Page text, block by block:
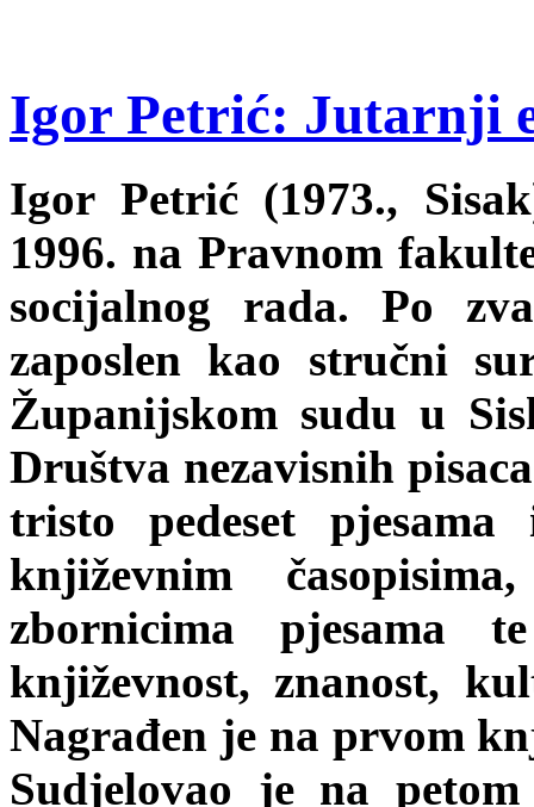
Igor Petrić: Jutarnji
Igor Petrić (1973.,
1996. na Pravnom
socijalnog rada. Po
zaposlen kao stručni
Županijskom sudu u
Društva nezavisnih
tristo pedeset
književnim
zbornicima pjesama
književnost, znanost,
Nagrađen je na prvom
Sudjelovao je na